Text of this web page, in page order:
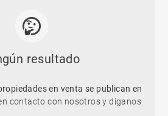
resultado
en venta se publican en
contacto con nosotros y díganos